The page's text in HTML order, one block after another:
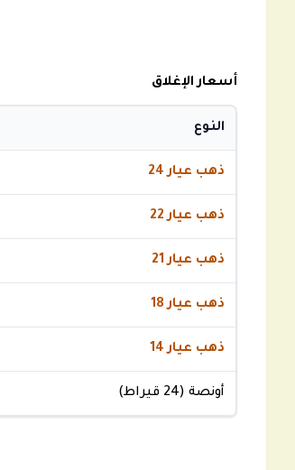
أسعار الإغلاق
النوع
ذهب عيار 24
ذهب عيار 22
ذهب عيار 21
ذهب عيار 18
ذهب عيار 14
أونصة (24 قيراط)